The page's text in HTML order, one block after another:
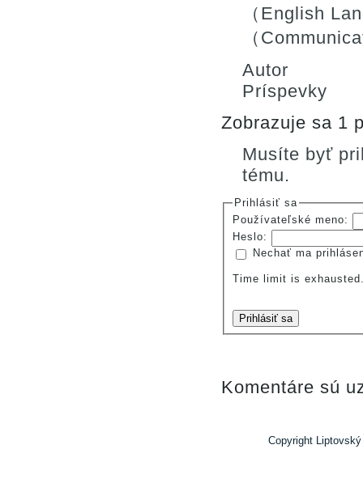
（English
（
Autor
Príspevky
Zobrazuje sa 1
Musíte byť
tému.
Prihlásiť sa
Používateľské meno:
Heslo:
Nechať ma
Time limit is
Prihlásiť sa
Komentáre sú
Copyright